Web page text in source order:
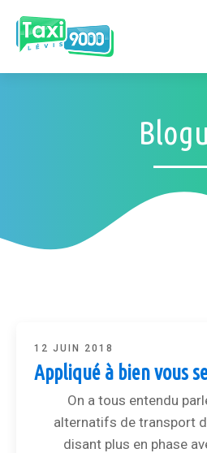
12 JUIN 2018
Appliqué à bien vous
On a tous entendu
alternatifs de transport
disant plus en phase